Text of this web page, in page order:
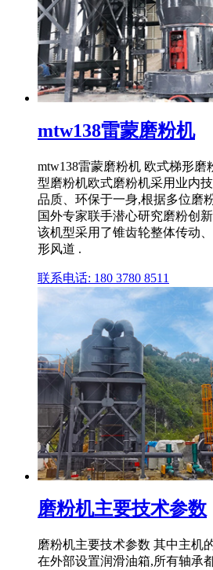
mtw138雷蒙磨粉机
mtw138雷蒙磨粉机 欧式梯形
型磨粉机欧式磨粉机采用业内
品质、环保于一身,根据多位磨
国外专家联手潜心研究磨粉创
该机型采用了锥齿轮整体传动
形风道 .
联系电话: 180 3780 8511
磨粉机主要技术参数
磨粉机主要技术参数 其中主机
在外部设置润滑油箱,所有轴承